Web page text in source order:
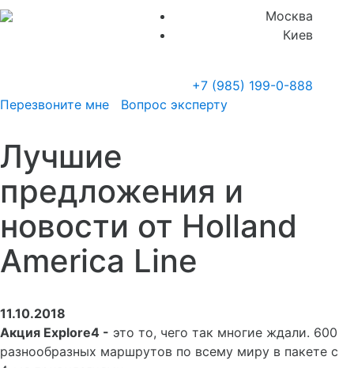
Москва
Киев
+7 (985) 199-0-888
Перезвоните мне
Вопрос эксперту
Лучшие
предложения и
новости от Holland
America Line
11.10.2018
Акция Explore4 - это то, чего так многие ждали. 600
разнообразных маршрутов по всему миру в пакете с